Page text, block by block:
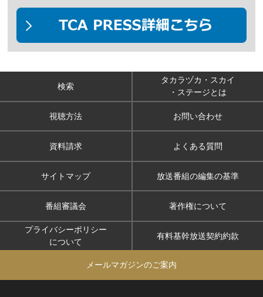
検索
タカラヅカ・スカイ
・ステージとは
視聴方法 お問い合わせ
資料請求 よくある質問
サイトマップ 放送番組の編集の基準
番組審議会 著作権について
プライバシーポリシー
について
有料基幹放送契約約款
メールマガジンのご案内